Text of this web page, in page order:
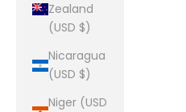
Zealand
(USD $)
Nicaragua
(USD $)
Niger (USD